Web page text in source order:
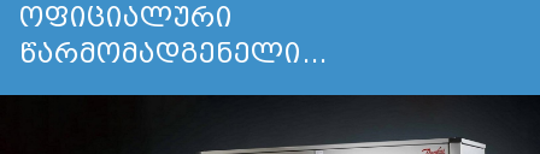
ოფიციალური
წარმომადგენელი
საქართველოში